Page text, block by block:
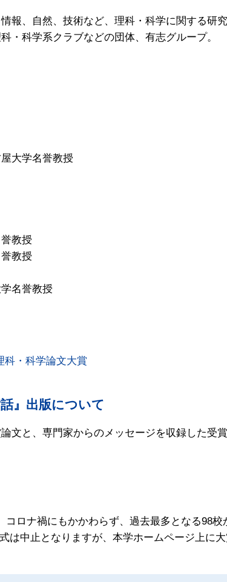
、自然、技術など、理科・科学に関する研究
科学系クラブなどの団体、有志グループ。
大学名誉教授
教授
教授
名誉教授
科・科学論文大賞
』出版について
文と、専門家からのメッセージを収録した受
ロナ禍にもかかわらず、過去最多となる98校
は中止となりますが、本学ホームページ上に